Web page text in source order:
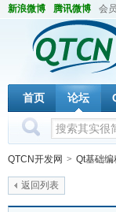
新浪微博 腾讯微博 会
首页 论坛
QTCN开发网 > Qt基础编
返回列表